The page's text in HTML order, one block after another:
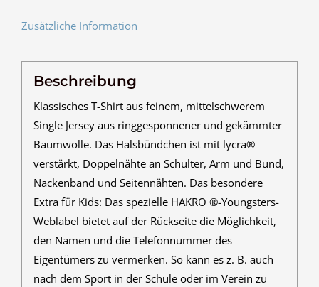
Zusätzliche Information
Beschreibung
Klassisches T-Shirt aus feinem, mittelschwerem
Single Jersey aus ringgesponnener und gekämmter
Baumwolle. Das Halsbündchen ist mit lycra®
verstärkt, Doppelnähte an Schulter, Arm und Bund,
Nackenband und Seitennähten. Das besondere
Extra für Kids: Das spezielle HAKRO ®-Youngsters-
Weblabel bietet auf der Rückseite die Möglichkeit,
den Namen und die Telefonnummer des
Eigentümers zu vermerken. So kann es z. B. auch
nach dem Sport in der Schule oder im Verein zu